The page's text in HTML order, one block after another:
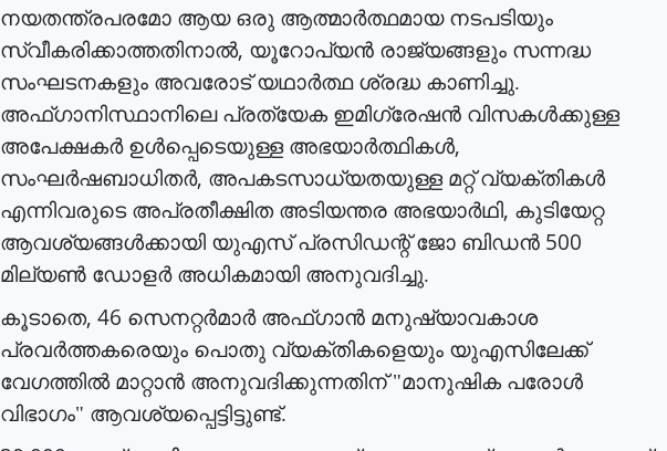
നയതന്ത്രപരമോ ആയ ഒരു ആത്മാർത്ഥമായ നടപടിയും
സ്വീകരിക്കാത്തതിനാൽ, യൂറോപ്യൻ രാജ്യങ്ങളും സന്നദ്ധ
സംഘടനകളും അവരോട് യഥാർത്ഥ ശ്രദ്ധ കാണിച്ചു.
അഫ്ഗാനിസ്ഥാനിലെ പ്രത്യേക ഇമിഗ്രേഷൻ വിസകൾക്കുള്ള
അപേക്ഷകർ ഉൾപ്പെടെയുള്ള അഭയാർത്ഥികൾ,
സംഘർഷബാധിതർ, അപകടസാധ്യതയുള്ള മറ്റ് വ്യക്തികൾ
എന്നിവരുടെ അപ്രതീക്ഷിത അടിയന്തര അഭയാർഥി, കുടിയേറ്റ
ആവശ്യങ്ങൾക്കായി യുഎസ് പ്രസിഡന്റ് ജോ ബിഡൻ 500
മില്യൺ ഡോളർ അധികമായി അനുവദിച്ചു.
കൂടാതെ, 46 സെനറ്റർമാർ അഫ്ഗാൻ മനുഷ്യാവകാശ
പ്രവർത്തകരെയും പൊതു വ്യക്തികളെയും യുഎസിലേക്ക്
വേഗത്തിൽ മാറ്റാൻ അനുവദിക്കുന്നതിന്"മാനുഷിക പരോൾ
വിഭാഗം" ആവശ്യപ്പെട്ടിട്ടുണ്ട്.